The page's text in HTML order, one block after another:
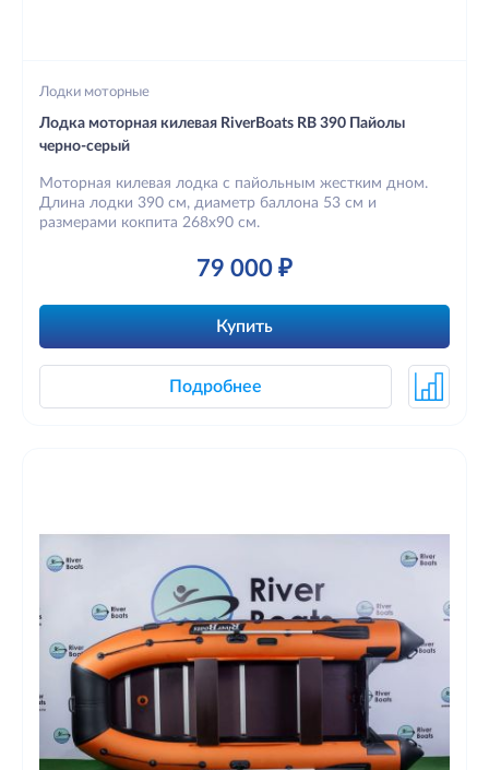
Лодки моторные
Лодка моторная килевая RiverBoats RB 390 Пайолы
черно-серый
Моторная килевая лодка с пайольным жестким дном.
Длина лодки 390 см, диаметр баллона 53 см и
размерами кокпита 268х90 см.
79 000 ₽
Купить
Подробнее